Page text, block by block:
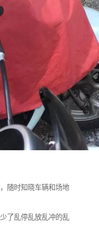
随时知晓车辆和场地
了乱停乱放乱冲的乱